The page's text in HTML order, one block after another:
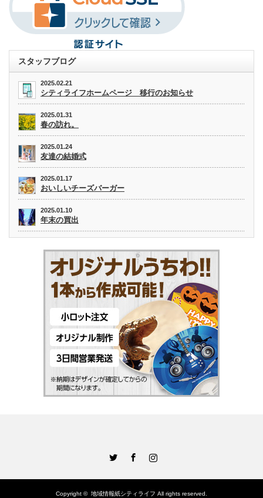
スタッフブログ
2025.02.21
シティライフホームページ 移行のお知らせ
2025.01.31
春の訪れ。
2025.01.24
友達の結婚式
2025.01.17
おいしいチーズバーガー
2025.01.10
年末の買出
Copyright © 地域情報紙シティライフ All rights reserved.